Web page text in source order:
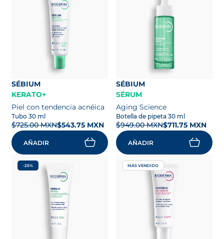
SÉBIUM
KERATO+
Piel con tendencia acnéica
Tubo 30 ml
$725.00 MXN$543.75 MXN
AÑADIR
SÉBIUM
SÉRUM
Aging Science
Botella de pipeta 30 ml
$949.00 MXN$711.75 MXN
AÑADIR
-25% MÁS VENDIDO